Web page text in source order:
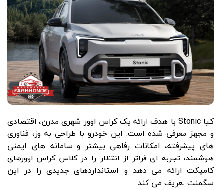
کیا Stonic با هدف ارائه یک کراس اوور شهری مدرن، اقتصادی
و مجهز معرفی شده است. این خودرو با طراحی به‌ وز، فناوری
های پیشرفته، امکانات رفاهی بیشتر و سامانه های ایمنی
هوشمند، تجربه ای فراتر از انتظار را در کلاس کراس اوورهای
کامپکت ارائه می دهد و استانداردهای جدیدی را در این
سگمنت تعریف می کند.